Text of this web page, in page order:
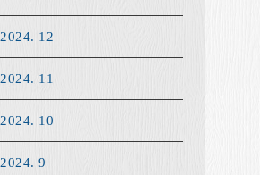
2024. 12
2024. 11
2024. 10
2024. 9